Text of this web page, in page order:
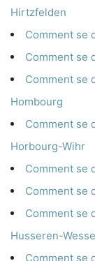
Hirtzfelden
Comment se
Comment se
Comment se
Hombourg
Comment se
Horbourg-Wihr
Comment se
Comment se
Comment se
Husseren-
Comment se